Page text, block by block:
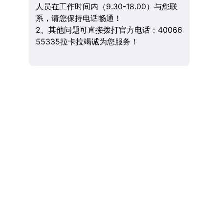
人员在工作时间内（9.30-18.00）与您联
系，请您保持电话畅通！
2、其他问题可直接拨打官方电话：40066
55335拉卡拉竭诚为您服务！